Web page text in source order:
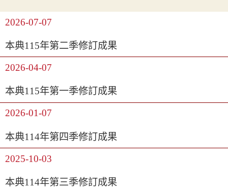
2026-07-07
本典115年第二季修訂成果
2026-04-07
本典115年第一季修訂成果
2026-01-07
本典114年第四季修訂成果
2025-10-03
本典114年第三季修訂成果